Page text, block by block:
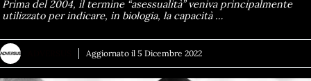
Prima del 2004, il termine “asessualità” veniva principalmente
utilizzato per indicare, in biologia, la capacità …
Aggiornato il 5 Dicembre 2022